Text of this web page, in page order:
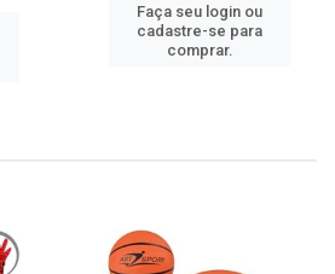
Faça seu login ou
cadastre-se para
comprar.